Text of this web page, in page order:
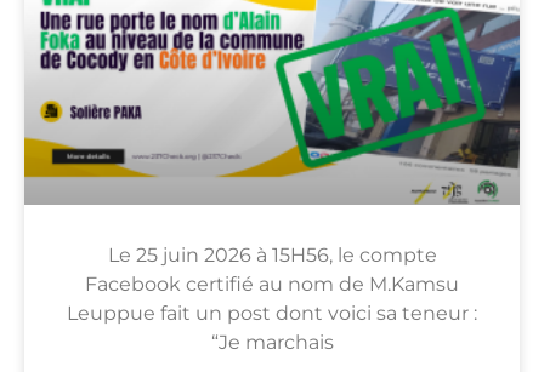
Le 25 juin 2026 à 15H56, le compte
Facebook certifié au nom de M.Kamsu
Leuppue fait un post dont voici sa teneur :
“Je marchais